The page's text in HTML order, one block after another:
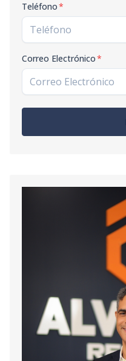
Teléfono*
Correo Electrónico*